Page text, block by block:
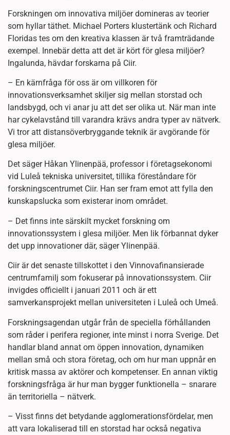
Forskningen om innovativa miljöer domineras av teorier
som hyllar täthet. Michael Porters klustertänk och Richard
Floridas tes om den kreativa klassen är två framträdande
exempel. Innebär detta att det är kört för glesa miljöer?
Ingalunda, hävdar forskarna på Ciir.
– En kärnfråga för oss är om villkoren för
innovationsverksamhet skiljer sig mellan storstad och
landsbygd, och vi anar ju att det ser olika ut. När man inte
har cykelavstånd till varandra krävs andra typer av nätverk.
Vi tror att distansöverbryggande teknik är avgörande för
glesa miljöer.
Det säger Håkan Ylinenpää, professor i företagsekonomi
vid Luleå tekniska universitet, tillika föreståndare för
forskningscentrumet Ciir. Han ser fram emot att fylla den
kunskapslucka som existerar inom området.
– Det finns inte särskilt mycket forskning om
innovationssystem i glesa miljöer. Men lik förbannat dyker
det upp innovationer där, säger Ylinenpää.
Ciir är det senaste tillskottet i den Vinnovafinansierade
centrumfamilj som fokuserar på innovationssystem. Ciir
invigdes officiellt i januari 2011 och är ett
samverkansprojekt mellan universiteten i Luleå och Umeå.
Forskningsagendan utgår från de speciella förhållanden
som råder i perifera regioner, inte minst i norra Sverige. Det
handlar bland annat om öppen innovation, dynamiken
mellan små och stora företag, och om hur man uppnår en
kritisk massa av aktörer och kompetenser. En annan viktig
forskningsfråga är hur man bygger funktionella – snarare
än territoriella – nätverk.
– Visst finns det betydande agglomerationsfördelar, men
att vara lokaliserad till en storstad har också negativa